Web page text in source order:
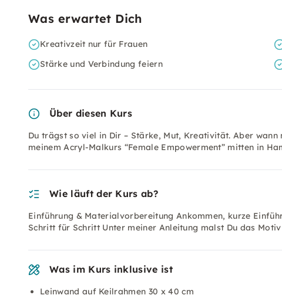
Was erwartet Dich
Kreativzeit nur für Frauen
Stärke und Verbindung feiern
Über diesen Kurs
Du trägst so viel in Dir – Stärke, Mut, Kreativität. Aber
meinem Acryl-Malkurs “Female Empowerment” mitten in
Wie läuft der Kurs ab?
Einführung & Materialvorbereitung Ankommen, kurze
Schritt für Schritt Unter meiner Anleitung malst Du das
Was im Kurs inklusive ist
Leinwand auf Keilrahmen 30 x 40 cm